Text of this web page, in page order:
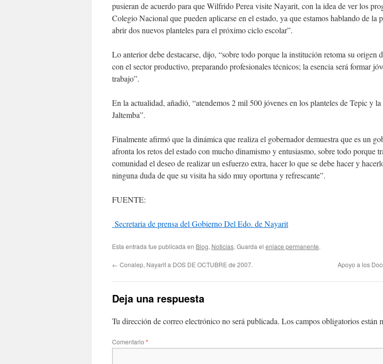
pusieran de acuerdo para que Wilfrido Perea visite Nayarit, con la idea de ver los
Colegio Nacional que pueden aplicarse en el estado, ya que estamos hablando de la
abrir dos nuevos planteles para el próximo ciclo escolar”.
Lo anterior debe destacarse, dijo, “sobre todo porque la institución retoma su origen
con el sector productivo, preparando profesionales técnicos; la esencia será formar
trabajo”.
En la actualidad, añadió, “atendemos 2 mil 500 jóvenes en los planteles de Tepic yla
Jaltemba”.
Finalmente afirmó que la dinámica que realiza el gobernador demuestra que es un
afronta los retos del estado con mucho dinamismo y entusiasmo, sobre todo porque
comunidad el deseo de realizar un esfuerzo extra, hacer lo que se debe hacer y
ninguna duda de que su visita ha sido muy oportuna y refrescante”.
FUENTE:
Secretaria de prensa del Gobierno Del Edo. de Nayarit
Esta entrada fue publicada en Blog, Noticias. Guarda el enlace permanente.
← Conalep, Nayarit a DOS DE OCTUBRE de 2007. Apoyo a los
Deja una respuesta
Tu dirección de correo electrónico no será publicada. Los campos obligatorios están
Comentario *